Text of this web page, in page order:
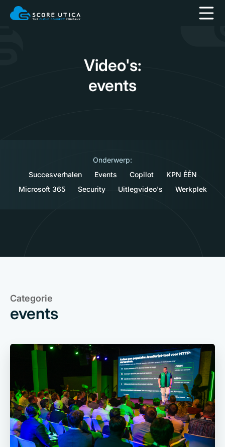
Video's:
events
Onderwerp:
Succesverhalen
Events Copilot
KPN ÉÉN
Microsoft 365
Security Uitlegvideo's Werkplek
Categorie
events